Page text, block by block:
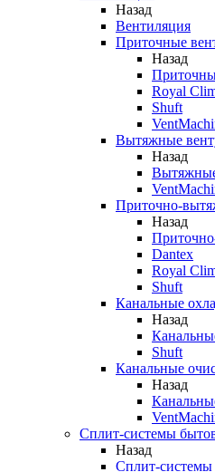
Назад
Вентиляция
Приточные
Назад
Royal
Shuft
Вытяжные
Назад
Приточно-
Назад
Dantex
Royal
Shuft
Канальные
Назад
Shuft
Канальные
Назад
Сплит-системы
Назад
Сплит-